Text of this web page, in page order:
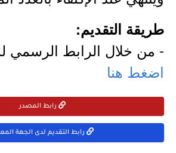
طريقة التقديم:
- من خلال الرابط الرسمي
اضغط هنا
رابط المصدر
رابط التقديم لدى الجهة